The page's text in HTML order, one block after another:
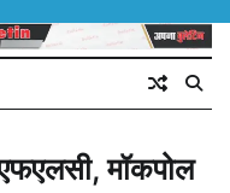
मॉकपोल